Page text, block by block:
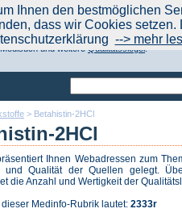
> Betahistin-2HCl
2HCl
Ihnen Webadressen zum
und Qualität der Quellen gelegt.
die Anzahl und Wertigkeit der
Medinfo-Rubrik lautet: 2333r
Aktuelle Nachrichten|
Finden Sie schon?
für Gesundheitsthemen
und weitereQualitätssiegel.
Ihnen den bestmöglichen
dass wir Cookies
--> mehr